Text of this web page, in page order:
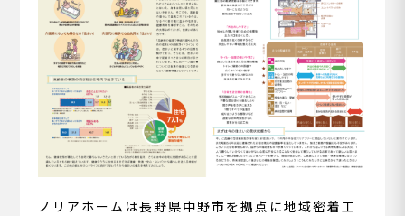
ノリアホームは長野県中野市を拠点に地域密着工